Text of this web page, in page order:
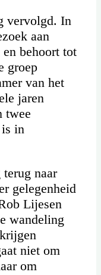
vervolgd. In
aan
behoort tot
groep
van het
jaren
twee
in
naar
gelegenheid
Lijesen
wandeling
niet om
om